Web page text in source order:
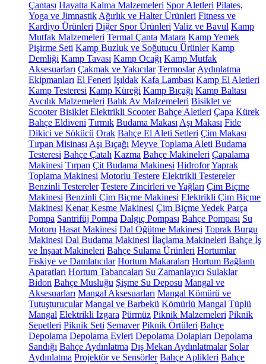
Çantası Hayatta Kalma Malzemeleri Spor Aletleri Pilates,
Yoga ve Jimnastik Ağırlık ve Halter Ürünleri Fitness ve
Kardiyo Ürünleri Diğer Spor Ürünleri Valiz ve Bavul Kamp
Mutfak Malzemeleri Termal Çanta Matara Kamp Yemek
Pişirme Seti Kamp Buzluk ve Soğutucu Ürünler Kamp
Demliği Kamp Tavası Kamp Ocağı Kamp Mutfak
Aksesuarları Çakmak ve Yakıcılar Termoslar Aydınlatma
Ekipmanları El Feneri Işıldak Kafa Lambası Kamp El Aletleri
Kamp Testeresi Kamp Küreği Kamp Bıçağı Kamp Baltası
Avcılık Malzemeleri Balık Av Malzemeleri Bisiklet ve
Scooter Bisiklet Elektrikli Scooter Bahçe Aletleri Çapa Kürek
Bahçe Eldiveni Tırmık Budama Makası Aşı Makası Fide
Dikici ve Sökücü Orak Bahçe El Aleti Setleri Çim Makası
Tırpan Misinası Aşı Bıçağı Meyve Toplama Aleti Budama
Testeresi Bahçe Çatalı Kazma Bahçe Makineleri Çapalama
Makinesi Tırpan Çit Budama Makinesi HidroforYaprak
Toplama Makinesi Motorlu Testere Elektrikli Testereler
Benzinli Testereler Testere Zincirleri ve Yağları Çim Biçme
Makinesi Benzinli Çim Biçme Makinesi Elektrikli Çim Biçme
Makinesi Kenar Kesme Makinesi Çim Biçme Yedek Parça
Pompa Santrifüj Pompa Dalgıç Pompası Bahçe Pompası Su
Motoru Hasat Makinesi Dal Öğütme Makinesi Toprak Burgu
Makinesi Dal Budama Makinesi İlaçlama Makineleri Bahçe İş
ve İnşaat Makineleri Bahçe Sulama Ürünleri Hortumlar
Fıskiye ve Damlatıcılar Hortum Makaraları Hortum Bağlantı
Aparatları Hortum Tabancaları Su Zamanlayıcı Sulaklar
Bidon Bahçe Musluğu Şişme Su Deposu Mangal ve
Aksesuarları Mangal Aksesuarları Mangal Kömürü ve
Tutuşturucular Mangal ve Barbekü Kömürlü Mangal Tüplü
Mangal Elektrikli Izgara Pürmüz Piknik Malzemeleri Piknik
Sepetleri Piknik Seti Semaver Piknik Örtüleri Bahçe
Depolama Depolama Evleri Depolama Dolapları Depolama
Sandığı Bahçe Aydınlatma Dış Mekan Aydınlatmalar Solar
Aydınlatma Projektör ve Sensörler Bahçe Aplikleri Bahçe